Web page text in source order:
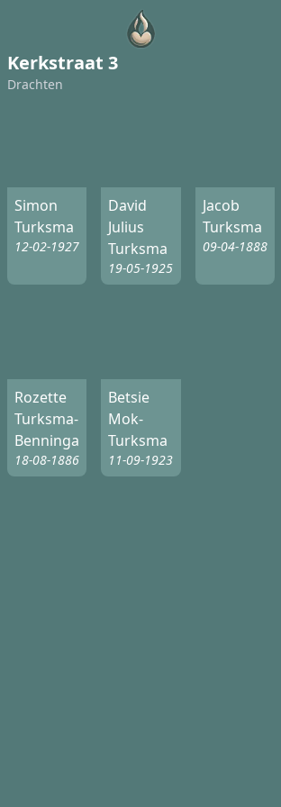
Kerkstraat 3
Drachten
Simon
Turksma
12-02-1927
David
Julius
Turksma
19-05-1925
Jacob
Turksma
09-04-1888
Rozette
Turksma-
Benninga
18-08-1886
Betsie
Mok-
Turksma
11-09-1923